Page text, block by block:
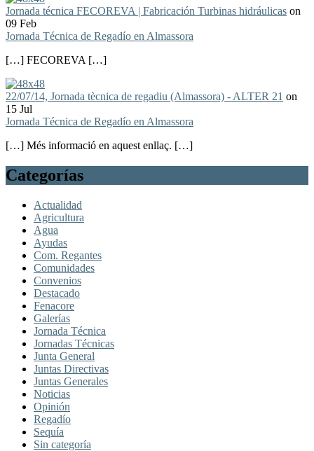
Jornada técnica FECOREVA | Fabricación Turbinas hidráulicas on
09 Feb
Jornada Técnica de Regadío en Almassora
[…] FECOREVA […]
22/07/14, Jornada tècnica de regadiu (Almassora) - ALTER 21 on
15 Jul
Jornada Técnica de Regadío en Almassora
[…] Més informació en aquest enllaç. […]
Categorías
Actualidad
Agricultura
Agua
Ayudas
Com. Regantes
Comunidades
Convenios
Destacado
Fenacore
Galerías
Jornada Técnica
Jornadas Técnicas
Junta General
Juntas Directivas
Juntas Generales
Noticias
Opinión
Regadío
Sequía
Sin categoría